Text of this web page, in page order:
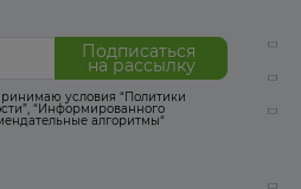
Подписаться
на рассылку
условия “Политики
, “Информированного
алгоритмы“